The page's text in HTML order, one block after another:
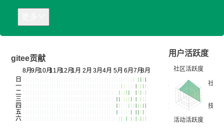
gitee贡献
用户活跃度